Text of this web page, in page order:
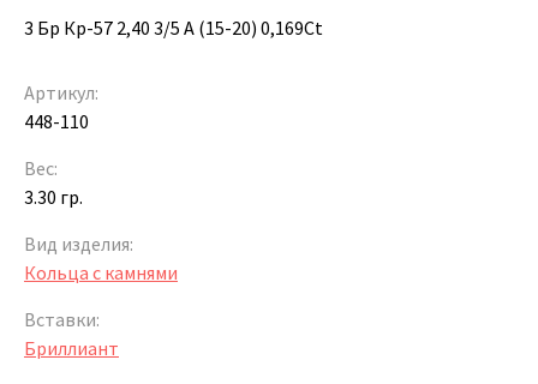
3 Бр Кр-57 2,40 3/5 А (15-20) 0,169Ct
Артикул:
448-110
Вес:
3.30 гр.
Вид изделия:
Кольца с камнями
Вставки:
Бриллиант